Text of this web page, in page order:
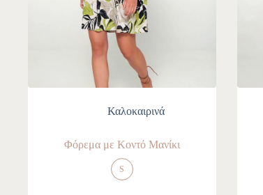
Καλοκαιρινά
Φόρεμα με Κοντό Μανίκι
S